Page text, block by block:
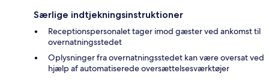
Særlige indtjekningsinstruktioner
Receptionspersonalet tager imod gæster ved ankomst til
overnatningsstedet
Oplysninger fra overnatningsstedet kan være oversat ved
hjælp af automatiserede oversættelsesværktøjer